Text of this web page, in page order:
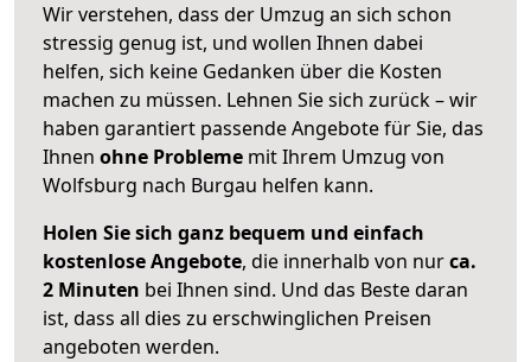
Wir verstehen, dass der Umzug an sich schon
stressig genug ist, und wollen Ihnen dabei
helfen, sich keine Gedanken über die Kosten
machen zu müssen. Lehnen Sie sich zurück – wir
haben garantiert passende Angebote für Sie, das
Ihnen ohne Probleme mit Ihrem Umzug von
Wolfsburg nach Burgau helfen kann.
Holen Sie sich ganz bequem und einfach
kostenlose Angebote, die innerhalb von nurca.
2 Minuten bei Ihnen sind. Und das Beste daran
ist, dass all dies zu erschwinglichen Preisen
angeboten werden.